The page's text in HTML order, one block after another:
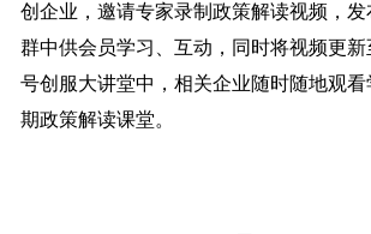
创企业，邀请专家录制政策解读视频，
群中供会员学习、互动，同时将视频更
号创服大讲堂中，相关企业随时随地观看
期政策解读课堂。